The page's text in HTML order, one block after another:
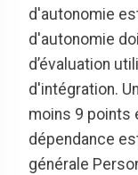
d'autonomie
d'autonomie
d’évaluation
d'intégration.
moins 9 points
dépendance
générale